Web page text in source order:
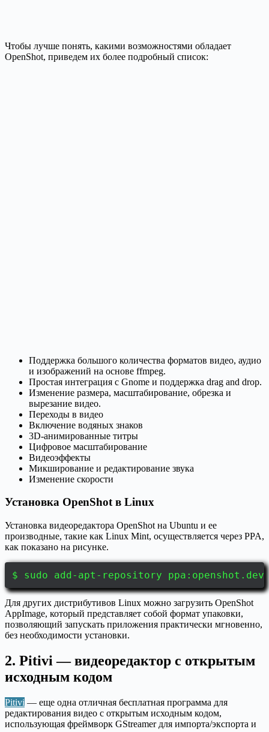
Чтобы лучше понять, какими возможностями обладает
OpenShot, приведем их более подробный список:
Поддержка большого количества форматов видео, аудио
и изображений на основе ffmpeg.
Простая интеграция с Gnome и поддержка drag and drop.
Изменение размера, масштабирование, обрезка и
вырезание видео.
Переходы в видео
Включение водяных знаков
3D-анимированные титры
Цифровое масштабирование
Видеоэффекты
Микширование и редактирование звука
Изменение скорости
Установка OpenShot в Linux
Установка видеоредактора OpenShot на Ubuntu и ее
производные, такие как Linux Mint, осуществляется через PPA,
как показано на рисунке.
$ sudo add-apt-repository
Для других дистрибутивов Linux можно загрузить OpenShot
AppImage, который представляет собой формат упаковки,
позволяющий запускать приложения практически мгновенно,
без необходимости установки.
2. Pitivi — видеоредактор с открытым
исходным кодом
Pitivi — еще одна отличная бесплатная программа для
редактирования видео с открытым исходным кодом,
использующая фреймворк GStreamer для импорта/экспорта и